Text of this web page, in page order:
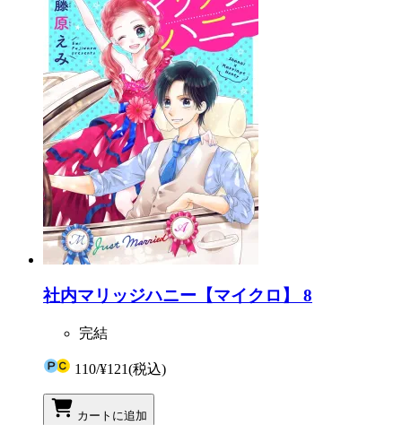
社内マリッジハニー【マイクロ】 8
完結
110/¥121(税込)
カートに追加